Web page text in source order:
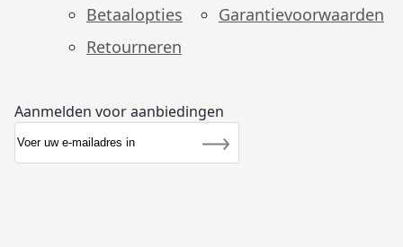
Betaalopties
Retourneren
Garantie­voorwaarden
Aanmelden voor aanbiedingen
Nieuwsbrief
Inschrijven